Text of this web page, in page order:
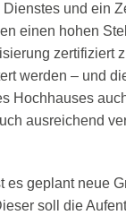
und ein
einen hohen
zertifiziert
werden – und
Hochhauses
ausreichend
es geplant neue
soll die